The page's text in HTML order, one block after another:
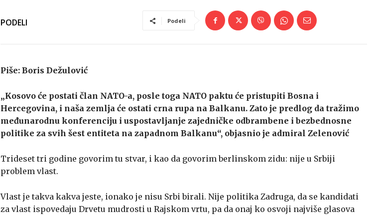
PODELI Podeli
Piše: Boris Dežulović
„Kosovo će postati član NATO-a, posle toga NATO paktu će pristupiti Bosna i
Hercegovina, i naša zemlja će ostati crna rupa na Balkanu. Zato je predlog da tražimo
međunarodnu konferenciju i uspostavljanje zajedničke odbrambene i bezbednosne
politike za svih šest entiteta na zapadnom Balkanu“, objasnio je admiral Zelenović
Trideset tri godine govorim tu stvar, i kao da govorim berlinskom zidu: nije u Srbiji
problem vlast.
Vlast je takva kakva jeste, ionako je nisu Srbi birali. Nije politika Zadruga, da se kandidati
za vlast ispovedaju Drvetu mudrosti u Rajskom vrtu, pa da onaj ko osvoji najviše glasova